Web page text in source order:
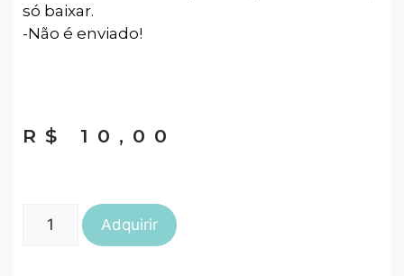
só baixar.
-Não é enviado!
R$ 10,00
Adquirir